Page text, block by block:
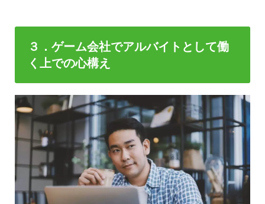
３．ゲーム会社でアルバイトとして働
く上での心構え